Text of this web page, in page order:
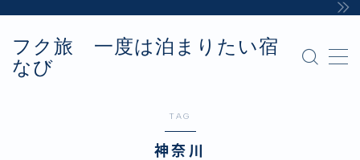
フク旅 一度は泊まりたい宿
なび
MENU
Sample Page
プライバシーポリシー・免責事項
TAG
神奈川